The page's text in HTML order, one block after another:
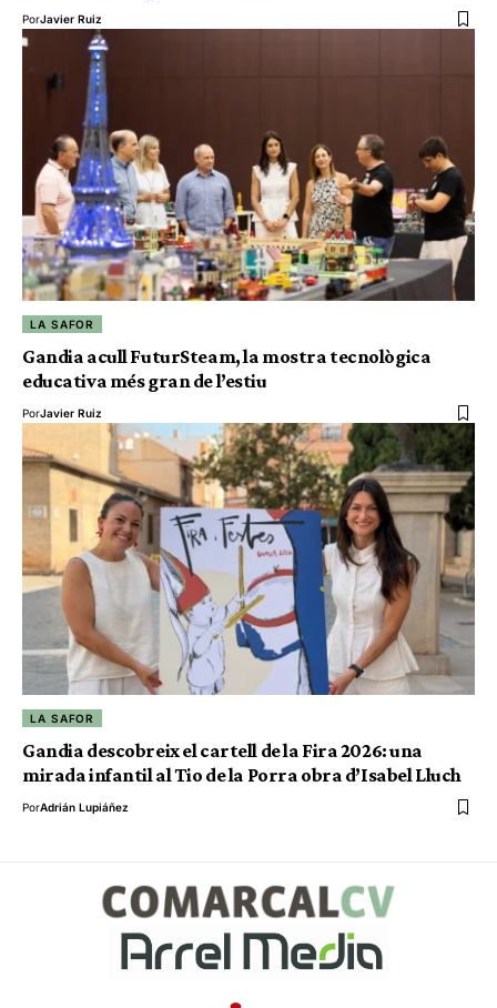
PorJavier Ruiz
LA SAFOR
Gandia acull FuturSteam, la mostra tecnològica
educativa més gran de l’estiu
PorJavier Ruiz
LA SAFOR
Gandia descobreix el cartell de la Fira 2026: una
mirada infantil al Tio de la Porra obra d’Isabel Lluch
PorAdrián Lupiáñez